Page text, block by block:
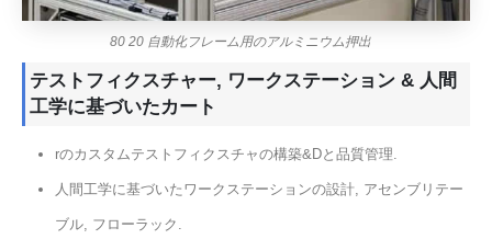
80 20 自動化フレーム用のアルミニウム押出
テストフィクスチャー, ワークステーション & 人間
工学に基づいたカート
rのカスタムテストフィクスチャの構築&Dと品質管理.
人間工学に基づいたワークステーションの設計, アセンブリテー
ブル, フローラック.